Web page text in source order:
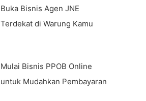
Buka Bisnis Agen JNE
Terdekat di Warung Kamu
Mulai Bisnis PPOB Online
untuk Mudahkan Pembayaran